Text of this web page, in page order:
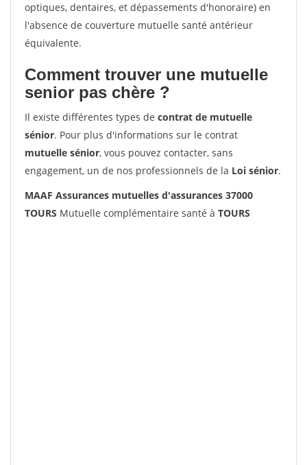
optiques, dentaires, et dépassements d'honoraire) en
l'absence de couverture mutuelle santé antérieur
équivalente.
Comment trouver une mutuelle
senior pas chère ?
Il existe différentes types de contrat de mutuelle
sénior. Pour plus d'informations sur le contrat
mutuelle sénior, vous pouvez contacter, sans
engagement, un de nos professionnels de la Loi sénior.
MAAF Assurances mutuelles d'assurances 37000
TOURS Mutuelle complémentaire santé à TOURS